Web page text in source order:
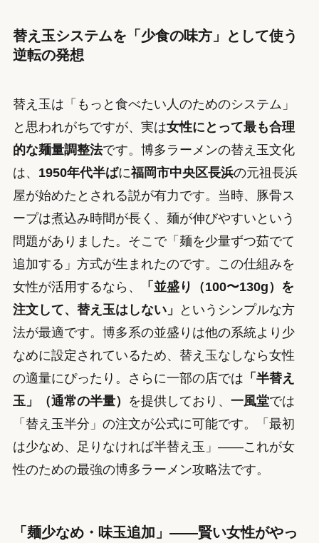
替え玉システムを「少食の味方」として使う
逆転の発想
替え玉は「もっと食べたい人のためのシステム」
と思われがちですが、実は女性にとって最も合理
的な麺量調整法です。博多ラーメンの替え玉文化
は、 1950年代半ばに福岡市中央区長浜の元祖長浜
屋が始めたとされる説が有力です。当時、豚骨ス
ープは煮込み時間が長く、麺が伸びやすいという
問題がありました。そこで「麺を少量ずつ茹でて
追加する」方式が生まれたのです。この仕組みを
女性が活用するなら、
「並盛り（100〜130g）を
注文して、替え玉はしない」
というシンプルな方
法が最適です。博多系の並盛りは他の系統より少
なめに設定されているため、替え玉なしなら女性
の適量にぴったり。さらに一部の店では 「半替え
玉」（通常の半量）
を提供しており、 一風堂では
「替え玉半分」の注文が公式に可能です。「最初
は少なめ、足りなければ半替え玉」——これが女
性のための最強の博多ラーメン攻略法です。
「麺少なめ・味玉追加」——賢い女性がやっ